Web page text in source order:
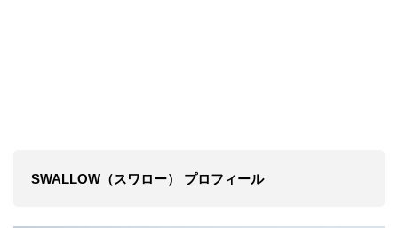
SWALLOW（スワロー） プロフィール